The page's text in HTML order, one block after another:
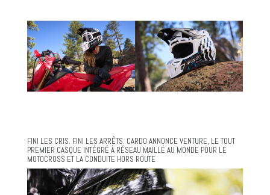
FINI LES CRIS. FINI LES ARRÊTS. CARDO ANNONCE VENTURE, LE TOUT
PREMIER CASQUE INTÉGRÉ À RÉSEAU MAILLÉ AU MONDE POUR LE
MOTOCROSS ET LA CONDUITE HORS ROUTE